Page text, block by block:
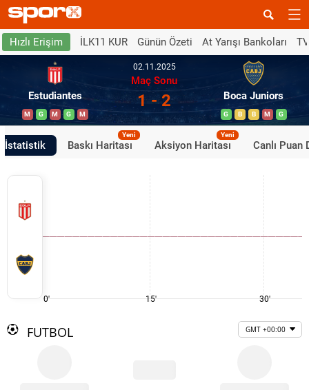
Hızlı Erişim İLK11 KUR Günün Özeti At Yarışı Bankoları
Estudiantes
M G M G M
02.11.2025
Maç Sonu
1 - 2 Boca Juniors
G B B M G
İstatistik Baskı Haritası
Yeni
Aksiyon Haritası
Yeni
Canlı Puan
0' 15' 30'
FUTBOL GMT +00:00